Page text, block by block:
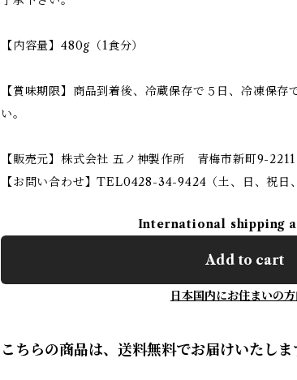
【内容量】480g（1食分）
【賞味期限】商品到着後、冷蔵保存で５日、冷凍保存
い。
【販売元】株式会社 五ノ神製作所 青梅市新町9-2211
【お問い合わせ】TEL0428-34-9424（土、日、祝日
International shipping
Add to cart
日本国内にお住まいの
こちらの商品は、送料無料でお届けいたしま